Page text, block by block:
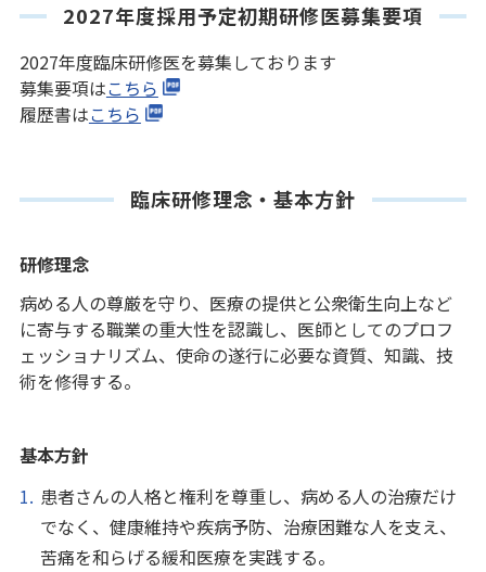
2027年度採用予定初期研修医募集要項
2027年度臨床研修医を募集しております
募集要項はこちら
履歴書はこちら
臨床研修理念・基本方針
研修理念
病める人の尊厳を守り、医療の提供と公衆衛生向上など
に寄与する職業の重大性を認識し、医師としてのプロフ
ェッショナリズム、使命の遂行に必要な資質、知識、技
術を修得する。
基本方針
患者さんの人格と権利を尊重し、病める人の治療だけ
でなく、健康維持や疾病予防、治療困難な人を支え、
苦痛を和らげる緩和医療を実践する。